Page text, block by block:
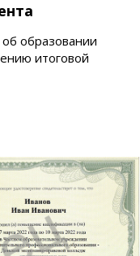
образовании
итоговой